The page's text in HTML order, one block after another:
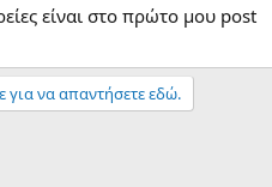
είναι στο πρώτο μου post
για να απαντήσετε εδώ.